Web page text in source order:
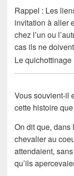
Rappel : Les
invitation à aller
chez l’un ou
cas ils ne
Le
Vous souvient-il
cette histoire
On dit que, dans
chevalier au
attendaient,
qu’ils